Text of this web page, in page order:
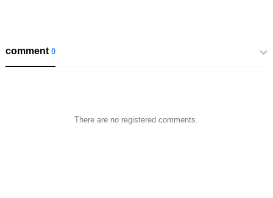
comment0
There are no registered comments.